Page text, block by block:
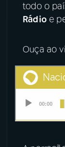
Instagram
todo o
Rádioe
Ouça ao